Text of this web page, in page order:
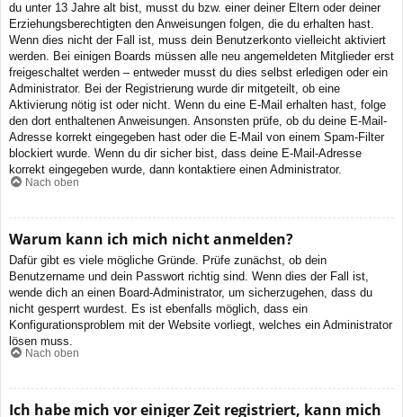
du unter 13 Jahre alt bist, musst du bzw. einer deiner Eltern oder deiner
Erziehungsberechtigten den Anweisungen folgen, die du erhalten hast.
Wenn dies nicht der Fall ist, muss dein Benutzerkonto vielleicht aktiviert
werden. Bei einigen Boards müssen alle neu angemeldeten Mitglieder erst
freigeschaltet werden – entweder musst du dies selbst erledigen oder ein
Administrator. Bei der Registrierung wurde dir mitgeteilt, ob eine
Aktivierung nötig ist oder nicht. Wenn du eine E-Mail erhalten hast, folge
den dort enthaltenen Anweisungen. Ansonsten prüfe, ob du deine E-Mail-
Adresse korrekt eingegeben hast oder die E-Mail von einem Spam-Filter
blockiert wurde. Wenn du dir sicher bist, dass deine E-Mail-Adresse
korrekt eingegeben wurde, dann kontaktiere einen Administrator.
Nach oben
Warum kann ich mich nicht anmelden?
Dafür gibt es viele mögliche Gründe. Prüfe zunächst, ob dein
Benutzername und dein Passwort richtig sind. Wenn dies der Fall ist,
wende dich an einen Board-Administrator, um sicherzugehen, dass du
nicht gesperrt wurdest. Es ist ebenfalls möglich, dass ein
Konfigurationsproblem mit der Website vorliegt, welches ein Administrator
lösen muss.
Nach oben
Ich habe mich vor einiger Zeit registriert, kann mich